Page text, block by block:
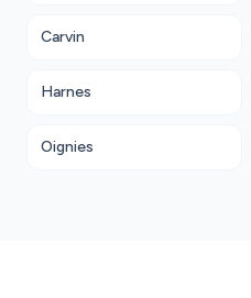
Carvin
Harnes
Oignies